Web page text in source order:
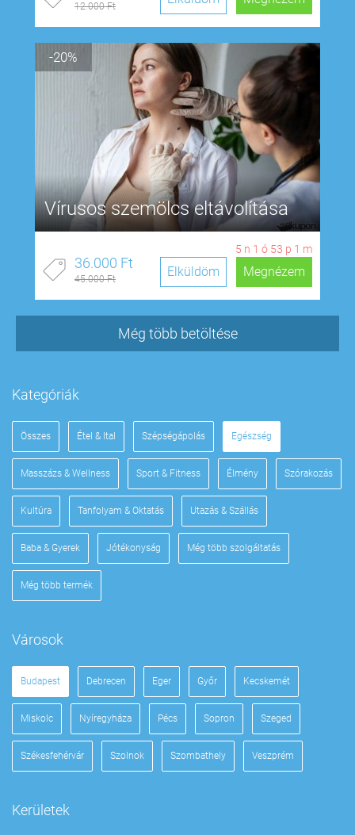
12.000 Ft
-20%
Vírusos szemölcs eltávolítása
5 n 1 ó 53 p 0 m
36.000 Ft
45.000 Ft Megnézem
Elküldöm
Még több betöltése
Kategóriák
Összes Étel & Ital Szépségápolás Egészség
Masszázs & Wellness Sport & Fitness Élmény Szórakozás
Kultúra Tanfolyam & Oktatás Utazás & Szállás
Baba & Gyerek Jótékonyság Még több szolgáltatás
Még több termék
Városok
Budapest Debrecen Eger Győr Kecskemét
Miskolc Nyíregyháza Pécs Sopron Szeged
Székesfehérvár Szolnok Szombathely Veszprém
Kerületek